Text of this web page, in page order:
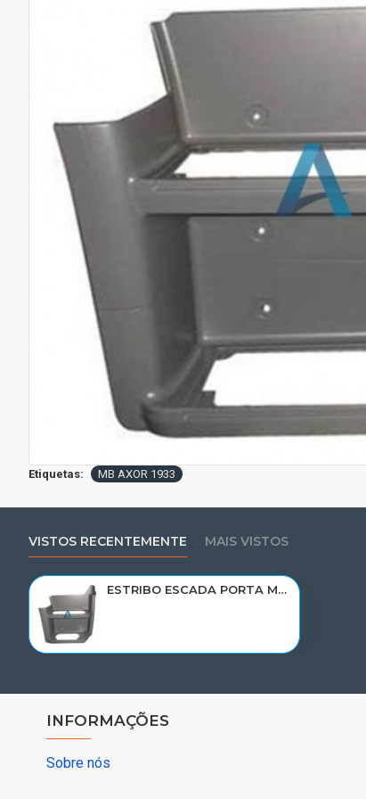
Etiquetas: MB AXOR 1933
VISTOS RECENTEMENTE MAIS VISTOS
ESTRIBO ESCADA PORTA MB AXOR 1933/2533 LD 9406660901
INFORMAÇÕES
Sobre nós